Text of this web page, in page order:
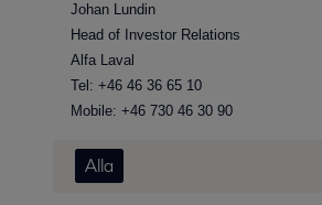
Johan
Head of Investor
Alfa
Tel: +46 46
Mobile: +46 730 46 30 90
Alla